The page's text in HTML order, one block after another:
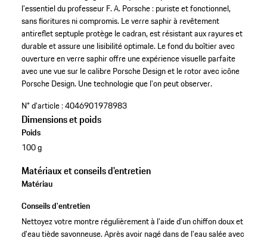
l'essentiel du professeur F. A. Porsche : puriste et fonctionnel,
sans fioritures ni compromis. Le verre saphir à revêtement
antireflet septuple protège le cadran, est résistant aux rayures et
durable et assure une lisibilité optimale. Le fond du boîtier avec
ouverture en verre saphir offre une expérience visuelle parfaite
avec une vue sur le calibre Porsche Design et le rotor avec icône
Porsche Design. Une technologie que l'on peut observer.
N° d'article :4046901978983
Dimensions et poids
Poids
100 g
Matériaux et conseils d'entretien
Matériau
Conseils d'entretien
Nettoyez votre montre régulièrement à l'aide d'un chiffon doux et
d'eau tiède savonneuse. Après avoir nagé dans de l'eau salée avec